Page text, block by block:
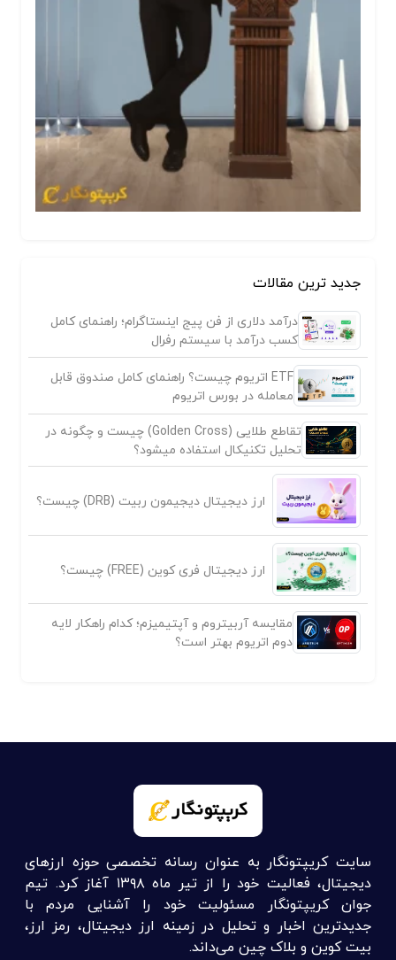
جدید ترین مقالات
درآمد دلاری از فن پیج اینستاگرام؛ راهنمای کامل
کسب درآمد با سیستم رفرال
ETF اتریوم چیست؟ راهنمای کامل صندوق قابل
معامله در بورس اتریوم
تقاطع طلایی (Golden Cross) چیست و چگونه در
تحلیل تکنیکال استفاده میشود؟
ارز دیجیتال دیجیمون ربیت (DRB) چیست؟
ارز دیجیتال فری کوین (FREE) چیست؟
مقایسه آربیتروم و آپتیمیزم؛ کدام راهکار لایه
دوم اتریوم بهتر است؟
سایت کریپتونگار به عنوان رسانه تخصصی حوزه ارزهای
دیجیتال، فعالیت خود را از تیر ماه ۱۳۹۸ آغاز کرد. تیم
جوان کریپتونگار مسئولیت خود را آشنایی مردم با
جدیدترین اخبار و تحلیل در زمینه ارز دیجیتال، رمز ارز،
بیت کوین و بلاک چین می‌داند.